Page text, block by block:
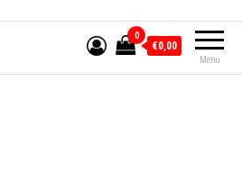
Menu
0
€0,00